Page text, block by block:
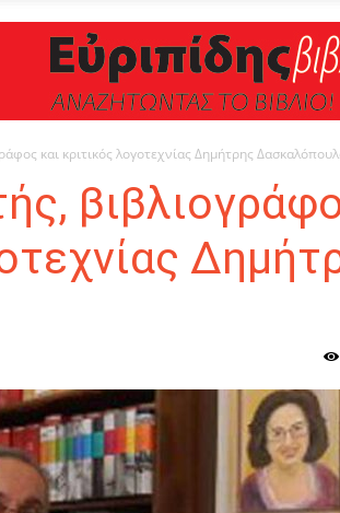
Ο
ΓΙΑ
και κριτικός λογοτεχνίας Δημήτρης